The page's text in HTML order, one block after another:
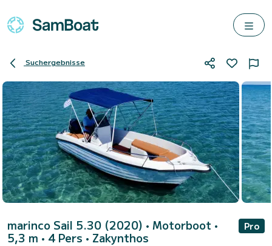
Suchergebnisse
marinco Sail 5.30 (2020) • Motorboot •
5,3 m • 4 Pers • Zakynthos
Pro